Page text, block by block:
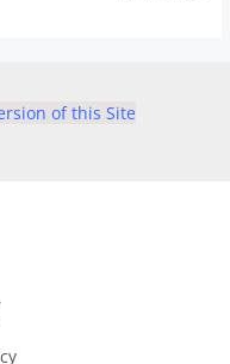
of this Site